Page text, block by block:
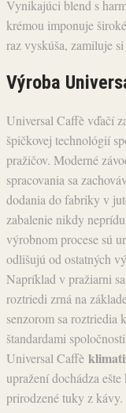
Vynikajúci blend s
krémou imponuje
raz vyskúša, zamiluje
Výroba
Universal Caffè vďačí
špičkovej technológií
pražičov. Moderné
spracovania sa
dodania do fabriky v
zabalenie nikdy
výrobnom procese sú
odlišujú od ostatných
Napríklad v pražiarni
roztriedi zrná na
senzorom sa roztriedia
štandardami
Universal Caffè
upražení dochádza
prirodzené tuky z